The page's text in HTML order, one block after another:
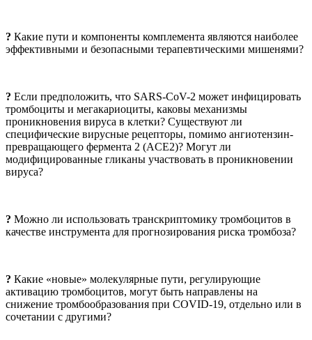
? Какие пути и компоненты комплемента являются наиболее
эффективными и безопасными терапевтическими мишенями?
? Если предположить, что SARS-CoV-2 может инфицировать
тромбоциты и мегакариоциты, каковы механизмы
проникновения вируса в клетки? Существуют ли
специфические вирусные рецепторы, помимо ангиотензин-
превращающего фермента 2 (ACE2)? Могут ли
модифицированные гликаны участвовать в проникновении
вируса?
? Можно ли использовать транскриптомику тромбоцитов в
качестве инструмента для прогнозирования риска тромбоза?
? Какие «новые» молекулярные пути, регулирующие
активацию тромбоцитов, могут быть направлены на
снижение тромбообразования при COVID-19, отдельно или в
сочетании с другими?